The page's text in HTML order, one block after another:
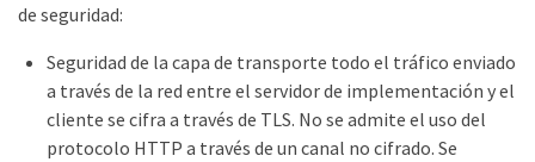
de seguridad:
Seguridad de la capa de transporte todo el tráfico enviado
a través de la red entre el servidor de implementación y el
cliente se cifra a través de TLS. No se admite el uso del
protocolo HTTP a través de un canal no cifrado. Se